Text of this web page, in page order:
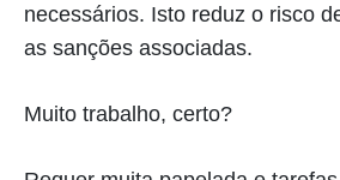
necessários. Isto reduz o risco
as sanções associadas.
Muito trabalho, certo?